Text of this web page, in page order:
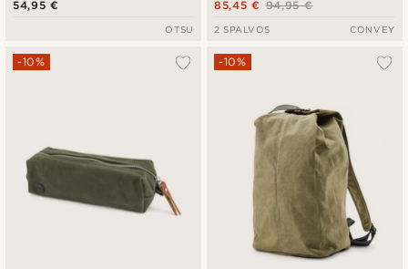
emblemoms
54,95 €
OTSU
94,95 €
85,45 €
2 SPALVOS CONVEY
-10% -10%